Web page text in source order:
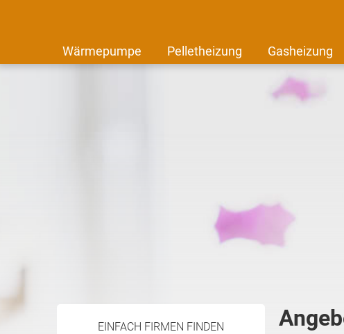
Wärmepumpe Pelletheizung Gasheizung
EINFACH FIRMEN FINDEN